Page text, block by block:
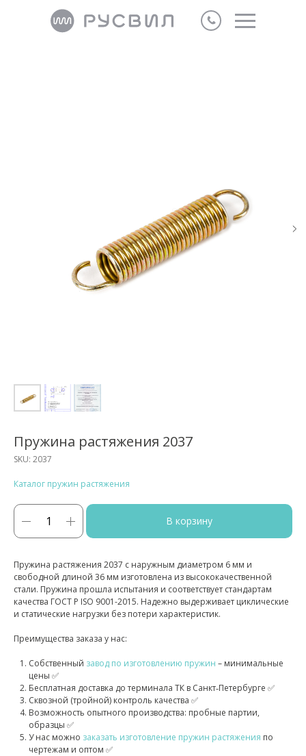
Пружина растяжения 2037
SKU: 2037
Каталог пружин растяжения
В корзину
Пружина растяжения 2037 с наружным диаметром 6 мм и
свободной длиной 36 мм изготовлена из высококачественной
стали. Пружина прошла испытания и соответствует стандартам
качества ГОСТ Р ISO 9001-2015. Надежно выдерживает циклические
и статические нагрузки без потери характеристик.
Преимущества заказа у нас:
Собственный завод по изготовлению пружин – минимальные
цены ✅
Бесплатная доставка до терминала ТК в Санкт‑Петербурге ✅
Сквозной (тройной) контроль качества ✅
Возможность опытного производства: пробные партии,
образцы ✅
У нас можно заказать изготовление пружин растяжения по
чертежам и оптом ✅